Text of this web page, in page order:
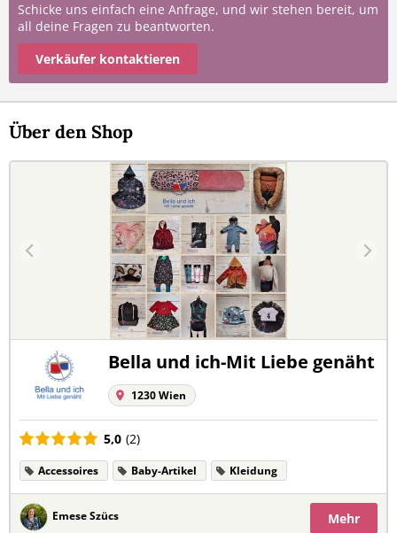
Schicke uns einfach eine Anfrage, und wir stehen bereit, um
all deine Fragen zu beantworten.
Verkäufer kontaktieren
Über den Shop
Bella und ich-Mit Liebe genäht
1230 Wien
5,0 (2)
Accessoires Baby-Artikel Kleidung
Emese Szücs Mehr